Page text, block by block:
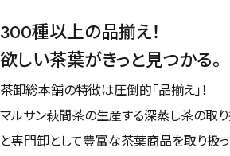
300種以上の品揃え！
欲しい茶葉がきっと見つかる。
茶卸総本舗の特徴は圧倒的「品揃え」！
マルサン萩間茶の生産する深蒸し茶の取
と専門卸として豊富な茶葉商品を取り扱